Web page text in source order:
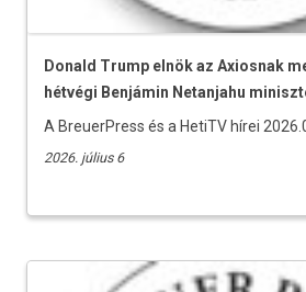
Donald Trump elnök az Axiosnak
hétvégi Benjámin Netanjahu
A BreuerPress és a HetiTV hírei
2026. július 6